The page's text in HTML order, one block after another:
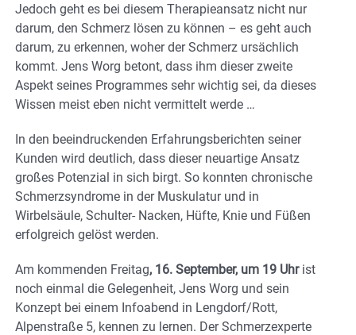
Jedoch geht es bei diesem Therapieansatz nicht nur
darum, den Schmerz lösen zu können – es geht auch
darum, zu erkennen, woher der Schmerz ursächlich
kommt. Jens Worg betont, dass ihm dieser zweite
Aspekt seines Programmes sehr wichtig sei, da dieses
Wissen meist eben nicht vermittelt werde …
In den beeindruckenden Erfahrungsberichten seiner
Kunden wird deutlich, dass dieser neuartige Ansatz
großes Potenzial in sich birgt. So konnten chronische
Schmerzsyndrome in der Muskulatur und in
Wirbelsäule, Schulter- Nacken, Hüfte, Knie und Füßen
erfolgreich gelöst werden.
Am kommenden Freitag, 16. September, um 19 Uhrist
noch einmal die Gelegenheit, Jens Worg und sein
Konzept bei einem Infoabend in Lengdorf/Rott,
Alpenstraße 5, kennen zu lernen. Der Schmerzexperte